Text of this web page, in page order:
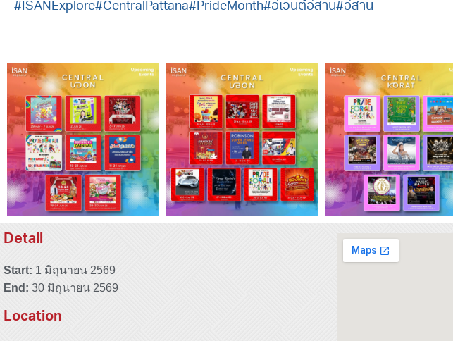
#ISANExplore#CentralPattana#PrideMonth#อีเวนต์อีสาน#อีสาน
Detail
Start: 1 มิถุนายน 2569
End: 30 มิถุนายน 2569
Location